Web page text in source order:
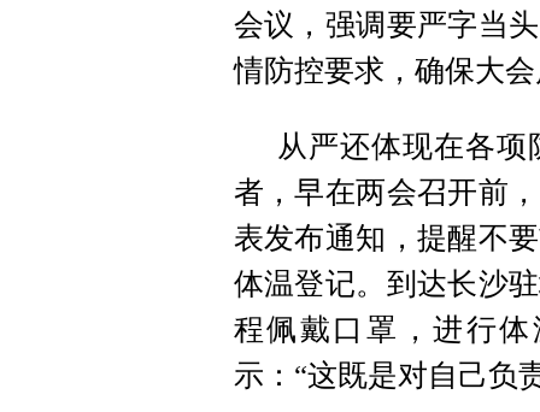
会议，强调要严字当
情防控要求，确保大
从严还体现在各
者，早在两会召开前
表发布通知，提醒不
体温登记。到达长沙
程佩戴口罩，进行
示：“这既是对自己负